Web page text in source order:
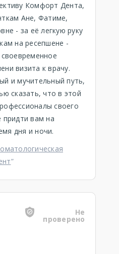
Комфорт Дента,
Ане, Фатиме,
- за её легкую руку
на ресепшене -
визита к врачу.
и мучительный путь,
сказать, что в этой
своего
придти вам на
дня и ночи.
”
Не
проверено